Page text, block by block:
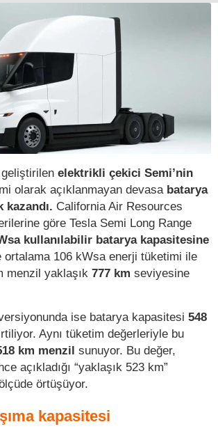
elektrikli çekici Semi’nin
olarak açıklanmayan devasa batarya
California Air Resources
göre Tesla Semi Long Range
kullanılabilir batarya kapasitesine
ortalama 106 kWsa enerji tüketimi ile
menzil yaklaşık 777 km seviyesine
ise batarya kapasitesi 548
Aynı tüketim değerleriyle bu
km menzil sunuyor. Bu değer,
açıkladığı “yaklaşık 523 km”
örtüşüyor.
kapasitesi